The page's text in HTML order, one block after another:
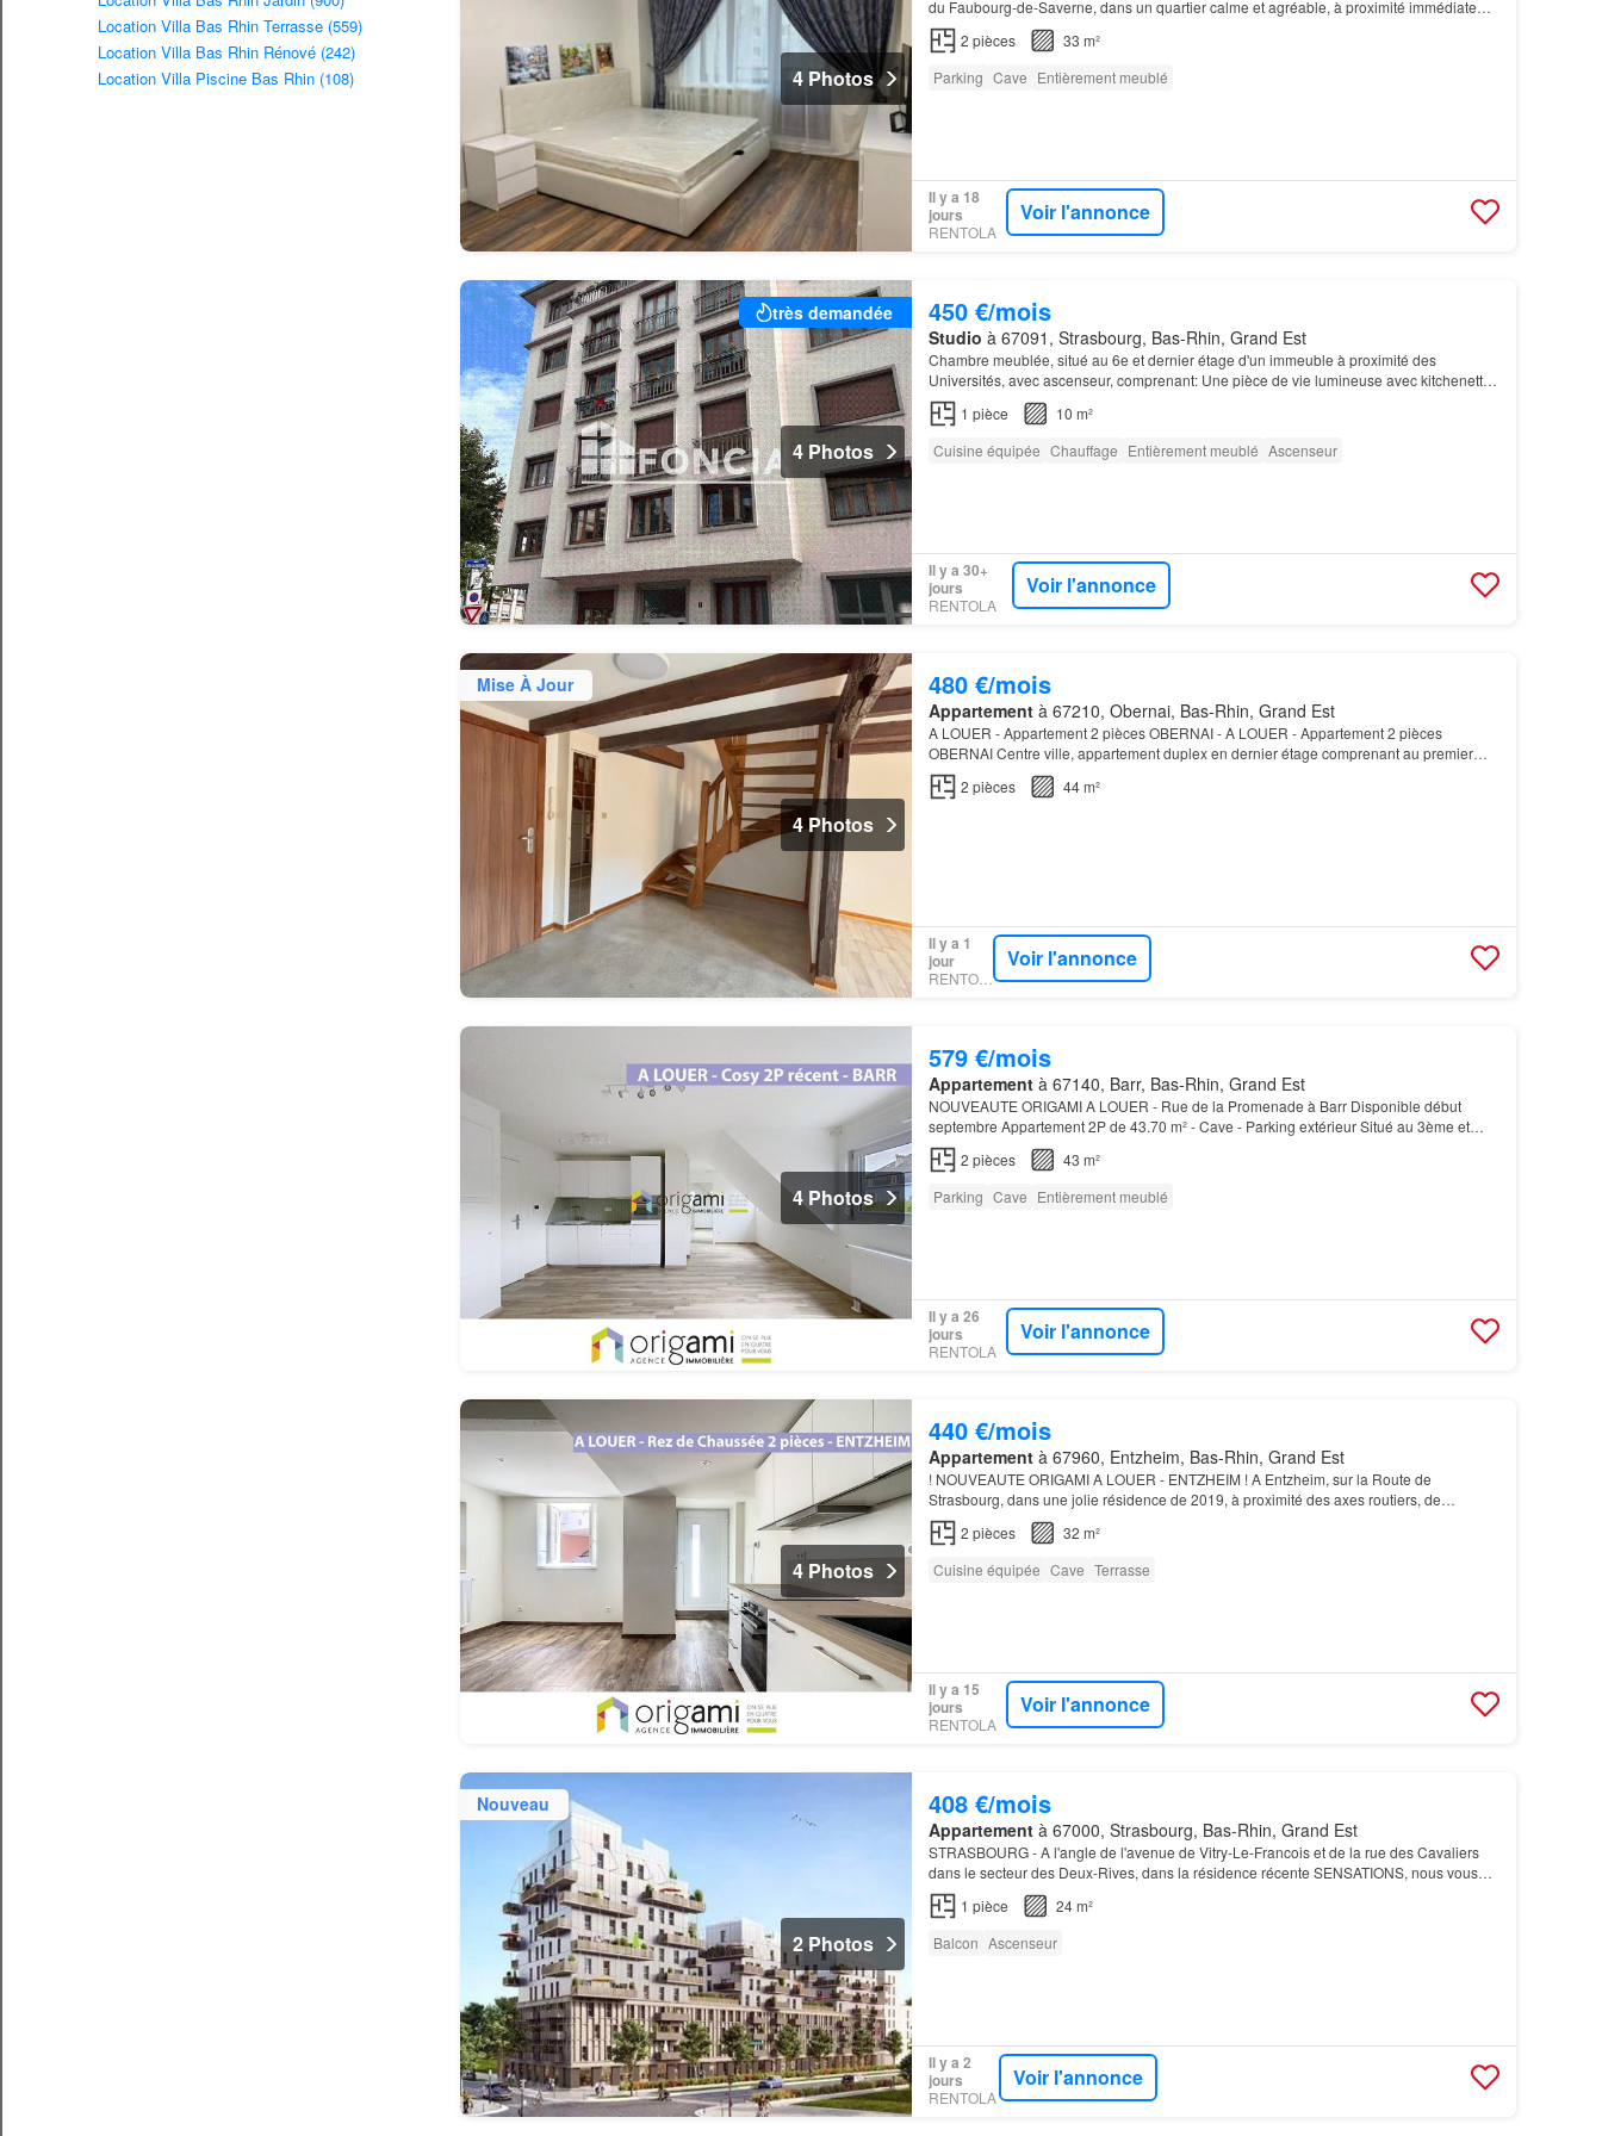
Location Villa Bas Rhin Terrasse (559)
Location Villa Bas Rhin Rénové (242)
Location Villa Piscine Bas Rhin (108)
4 Photos
du Faubourg-de-Saverne, dans un quartier calme et agréable, à proximité immédiate
des commerces, du tramway et des transports en commun…
2 pièces
33 m²
Parking Cave Entièrement meublé
Il y a 18
jours
RENTOLA
Voir l'annonce
très demandée
4 Photos
450 €/mois
Studio à 67091, Strasbourg, Bas-Rhin, Grand Est
Chambre meublée, situé au 6e et dernier étage d'un immeuble à proximité des
Universités, avec ascenseur, comprenant: Une pièce de vie lumineuse avec kitchenette
équipée et douche…
1 pièce
10 m²
Cuisine équipée Chauffage Entièrement meublé Ascenseur
Il y a 30+
jours
RENTOLA
Voir l'annonce
Mise À Jour
4 Photos
480 €/mois
Appartementà 67210, Obernai, Bas-Rhin, Grand Est
A LOUER - Appartement 2 pièces OBERNAI - A LOUER - Appartement 2 pièces
OBERNAI Centre ville, appartement duplex en dernier étage comprenant au premier
niveau: entrée, séjour, cuisine séparée, salle de bain et wc…
2 pièces 44 m²
Il y a 1
jour
RENTOLA
Voir l'annonce
4 Photos
579 €/mois
Appartementà 67140, Barr, Bas-Rhin, Grand Est
NOUVEAUTE ORIGAMI A LOUER - Rue de la Promenade à Barr Disponible début
septembre Appartement 2P de 43.70 m² - Cave - Parking extérieur Situé au 3ème et
dernier étage d'une résidence récente (2024), le logement se compose d'u…
2 pièces
43 m²
Parking Cave Entièrement meublé
Il y a 26
jours
RENTOLA
Voir l'annonce
4 Photos
440 €/mois
Appartementà 67960, Entzheim, Bas-Rhin, Grand Est
! NOUVEAUTE ORIGAMI A LOUER - ENTZHEIM ! A Entzheim, sur la Route de
Strasbourg, dans une jolie résidence de 2019, à proximité des axes routiers, de
l'aéroport et des petits commerces, nous vous proposons à la location cet ag…
2 pièces
32 m²
Cuisine équipée Cave Terrasse
Il y a 15
jours
RENTOLA
Voir l'annonce
Nouveau
2 Photos
408 €/mois
Appartementà 67000, Strasbourg, Bas-Rhin, Grand Est
STRASBOURG - A l'angle de l'avenue de Vitry-Le-Francois et de la rue des Cavaliers
dans le secteur des Deux-Rives, dans la résidence récente SENSATIONS, nous vous
proposons un appartement T1 lot A404 situé au 4ème étage compr…
1 pièce
24 m²
Balcon Ascenseur
Il y a 2
jours
RENTOLA
Voir l'annonce